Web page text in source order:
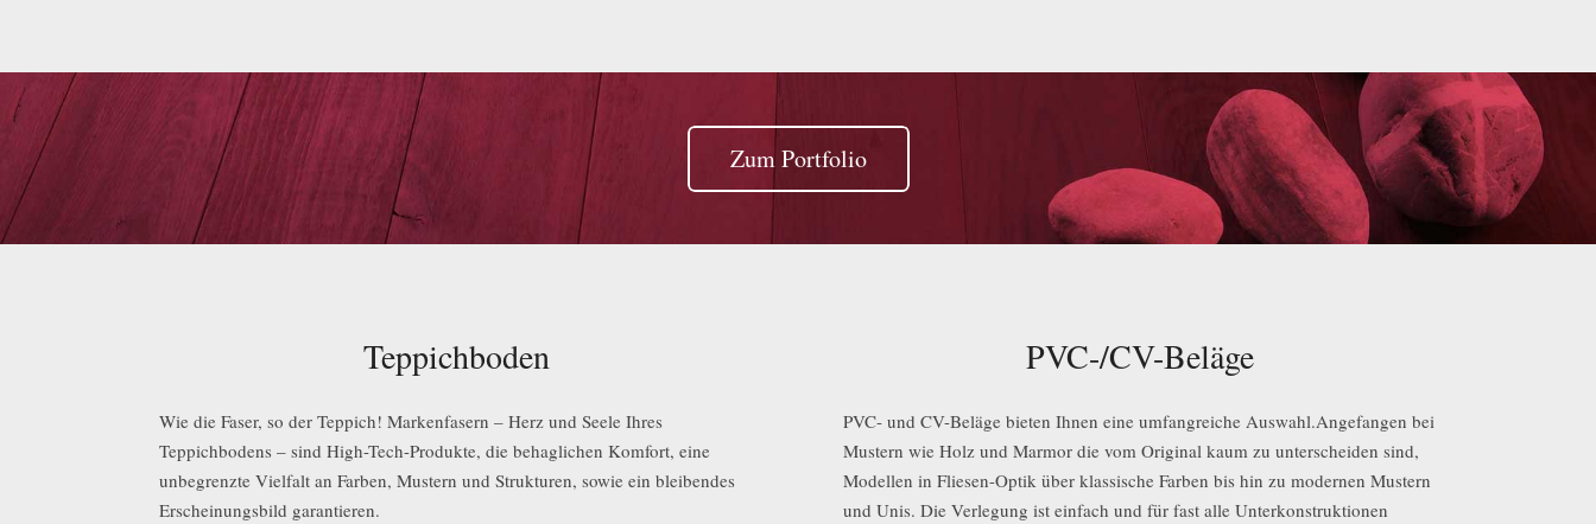
Zum Portfolio
Teppichboden
Wie die Faser, so der Teppich! Markenfasern – Herz und Seele Ihres
Teppichbodens – sind High-Tech-Produkte, die behaglichen Komfort, eine
unbegrenzte Vielfalt an Farben, Mustern und Strukturen, sowie ein bleibendes
Erscheinungsbild garantieren.
PVC-/CV-Beläge
PVC- und CV-Beläge bieten Ihnen eine umfangreiche Auswahl.Angefangen bei
Mustern wie Holz und Marmor die vom Original kaum zu unterscheiden sind,
Modellen in Fliesen-Optik über klassische Farben bis hin zu modernen Mustern
und Unis. Die Verlegung ist einfach und für fast alle Unterkonstruktionen